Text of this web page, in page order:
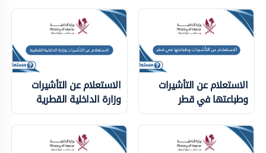
الاستعلام عن التأشيرات
وطباعتها في قطر
الاستعلام عن التأشيرات
وزارة الداخلية ‏القطرية